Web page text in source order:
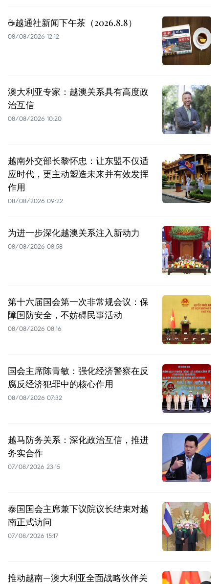
☕️越通社新闻下午茶（2026.8.8）
08/08/2026 12:12
澳大利亚专家：越澳关系具有高度政
治互信
08/08/2026 10:20
越南外交部长黎怀忠：让东盟不仅适
应时代，更主动塑造未来并有效发挥
作用
08/08/2026 09:22
为进一步深化越澳关系注入新动力
08/08/2026 08:58
第十六届国会第一次非常规会议：保
障国防安全，不妨碍民事活动
08/08/2026 08:16
国会主席陈青敏：强化经济警察在反
腐反经济犯罪中的核心作用
08/08/2026 07:32
越马防务关系：深化政治互信，推进
务实合作
07/08/2026 23:15
泰国国会主席兼下议院议长结束对越
南正式访问
07/08/2026 15:17
推动越南—澳大利亚全面战略伙伴关